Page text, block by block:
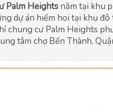
Palm Heights nằm tại khu
dự án hiếm hoi tại khu
chung cư Palm Heights
tâm chợ Bến Thành,